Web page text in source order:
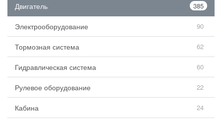
Двигатель 385
Электрооборудование 90
Тормозная система 62
Гидравлическая система 60
Рулевое оборудование 22
Кабина 24